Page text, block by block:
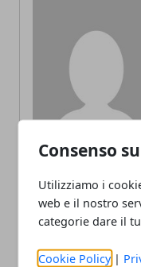
Consenso
Utilizziamo i
web e il nostro
categorie dare il
Cookie Policy |
ARTICOLI CORRELATI